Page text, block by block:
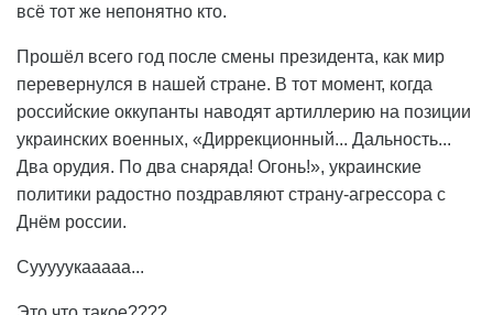
всё тот же непонятно кто.
Прошёл всего год после смены президента, как мир
перевернулся в нашей стране. В тот момент, когда
российские оккупанты наводят артиллерию на позиции
украинских военных, «Диррекционный... Дальность...
Два орудия. По два снаряда! Огонь!», украинские
политики радостно поздравляют страну-агрессора с
Днём россии.
Сууууукааааа...